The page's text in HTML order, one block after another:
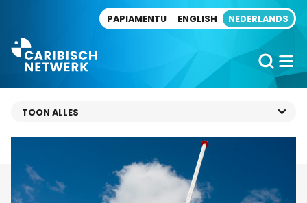
PAPIAMENTU ENGLISH NEDERLANDS